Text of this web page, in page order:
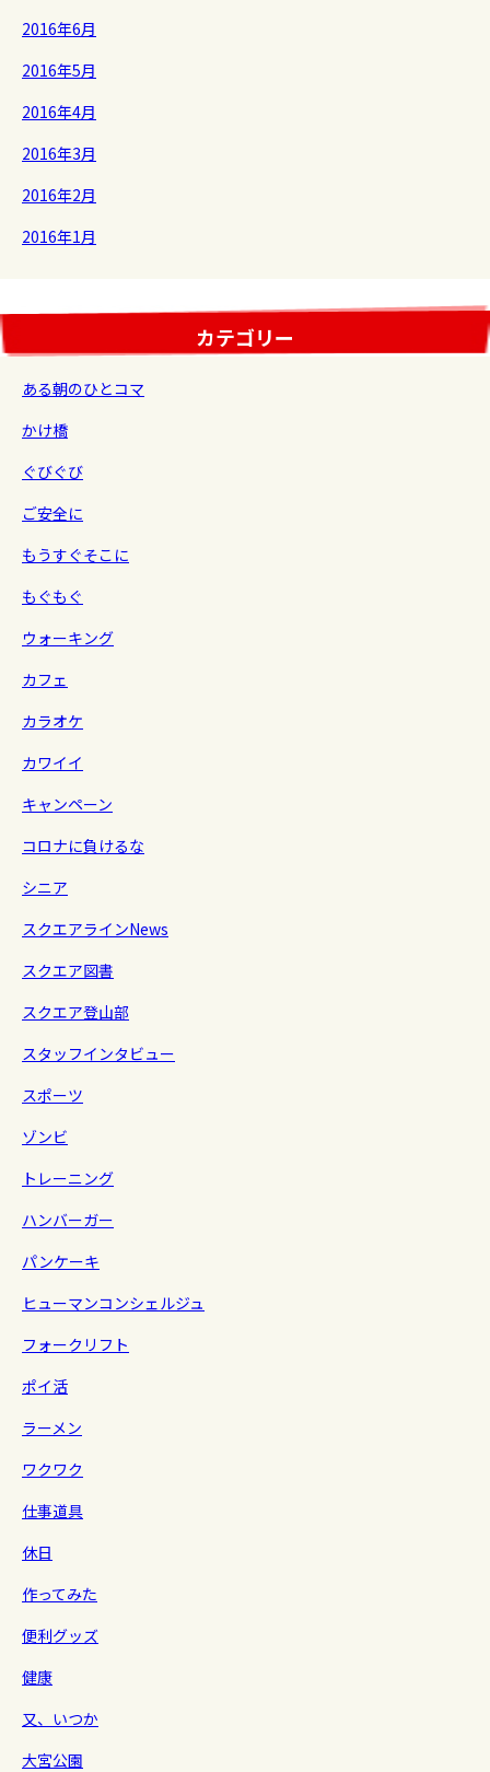
2016年6月
2016年5月
2016年4月
2016年3月
2016年2月
2016年1月
カテゴリー
ある朝のひとコマ
かけ橋
ぐびぐび
ご安全に
もうすぐそこに
もぐもぐ
ウォーキング
カフェ
カラオケ
カワイイ
キャンペーン
コロナに負けるな
シニア
スクエアラインNews
スクエア図書
スクエア登山部
スタッフインタビュー
スポーツ
ゾンビ
トレーニング
ハンバーガー
パンケーキ
ヒューマンコンシェルジュ
フォークリフト
ポイ活
ラーメン
ワクワク
仕事道具
休日
作ってみた
便利グッズ
健康
又、いつか
大宮公園